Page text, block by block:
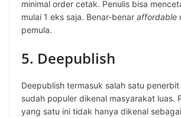
minimal order cetak. Penulis bisa
mulai 1 eks saja. Benar-benar affordable
pemula.
5. Deepublish
Deepublish termasuk salah satu
sudah populer dikenal masyarakat luas.
yang satu ini tidak hanya dikenal